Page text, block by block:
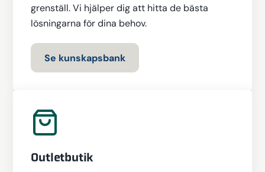
grenställ. Vi hjälper dig att hitta de bästa
lösningarna för dina behov.
Se kunskapsbank
Outletbutik